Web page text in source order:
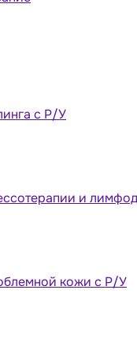
с Р/У
и
кожи с Р/У